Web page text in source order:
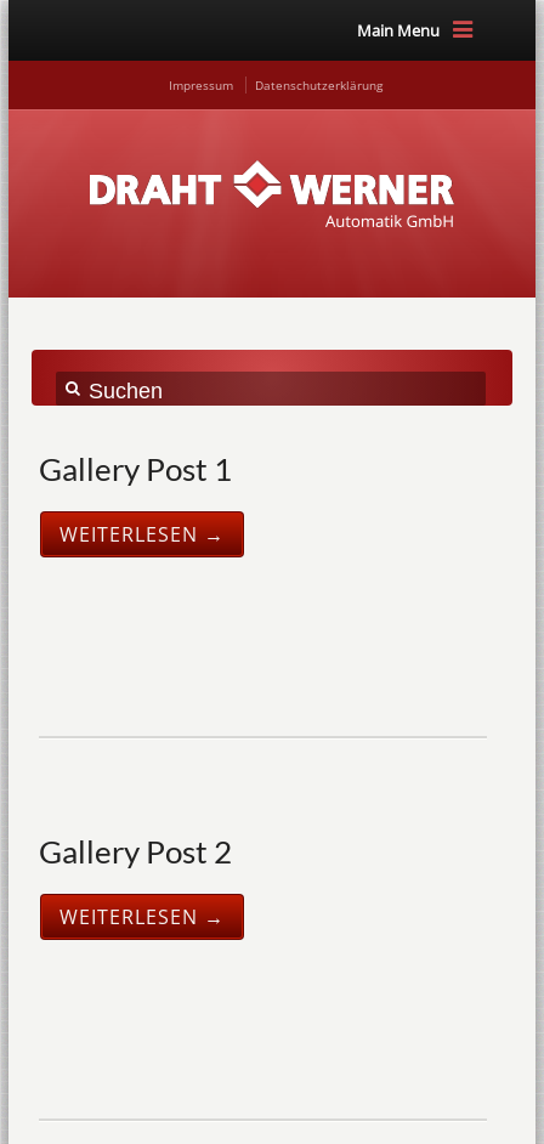
Main Menu
Impressum Datenschutzerklärung
Gallery Post 1
WEITERLESEN →
Gallery Post 2
WEITERLESEN →